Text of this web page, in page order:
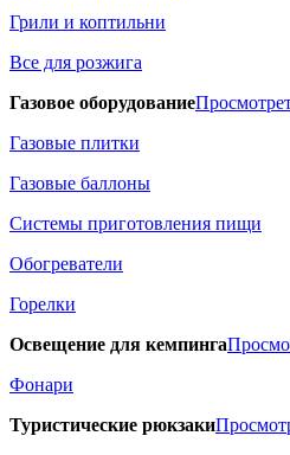
Грили и коптильни
Все для розжига
Газовое оборудование
Газовые плитки
Газовые баллоны
Системы приготовления пищи
Обогреватели
Горелки
Освещение для кемпинга
Фонари
Туристические рюкзаки